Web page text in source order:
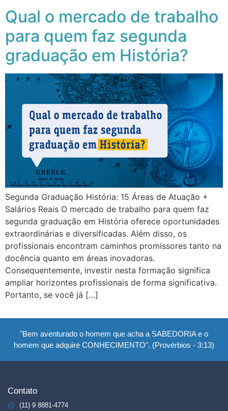
Qual o mercado de trabalho
para quem faz segunda
graduação em História?
Segunda Graduação História: 15 Áreas de Atuação +
Salários Reais O mercado de trabalho para quem faz
segunda graduação em História oferece oportunidades
extraordinárias e diversificadas. Além disso, os
profissionais encontram caminhos promissores tanto na
docência quanto em áreas inovadoras.
Consequentemente, investir nesta formação significa
ampliar horizontes profissionais de forma significativa.
Portanto, se você já […]
"Bem aventurado o homem que acha a SABEDORIA e o
homem que adquire CONHECIMENTO". (Provérbios - 3:13)
Contato
(11) 9 8881-4774